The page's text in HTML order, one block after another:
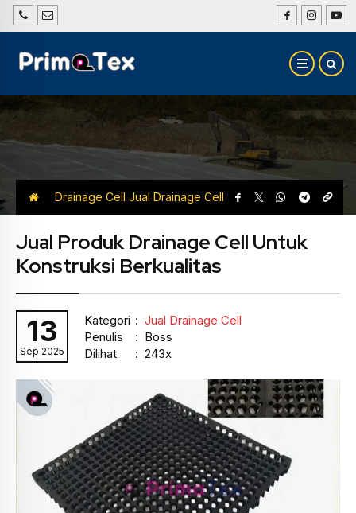
Drainage Cell Jual Drainage Cell
Jual Produk Drainage Cell Untuk
Konstruksi Berkualitas
13
Sep 2025
Kategori : Jual Drainage Cell
Penulis
: Boss
Dilihat
: 243x